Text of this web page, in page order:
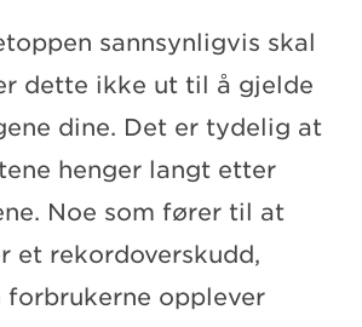
sannsynligvis skal
dette ikke ut til å gjelde
dine. Det er tydelig at
henger langt etter
Noe som fører til at
et rekordoverskudd,
forbrukerne opplever